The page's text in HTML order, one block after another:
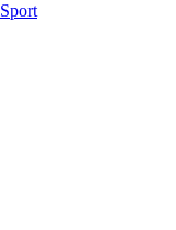
Sport